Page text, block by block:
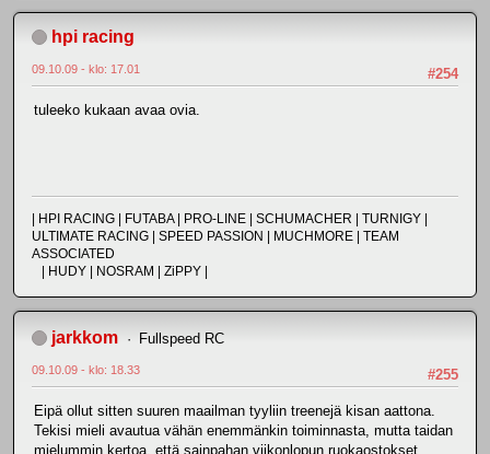
hpi racing
#254
09.10.09 - klo: 17.01
tuleeko kukaan avaa ovia.
| HPI RACING | FUTABA | PRO-LINE | SCHUMACHER | TURNIGY |
ULTIMATE RACING | SPEED PASSION | MUCHMORE | TEAM
ASSOCIATED
| HUDY | NOSRAM | ZiPPY |
jarkkom Fullspeed RC
#255
09.10.09 - klo: 18.33
Eipä ollut sitten suuren maailman tyyliin treenejä kisan aattona.
Tekisi mieli avautua vähän enemmänkin toiminnasta, mutta taidan
mielummin kertoa, että sainpahan viikonlopun ruokaostokset